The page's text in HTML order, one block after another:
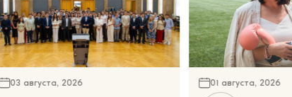
03 августа, 2026 01 августа, 2026